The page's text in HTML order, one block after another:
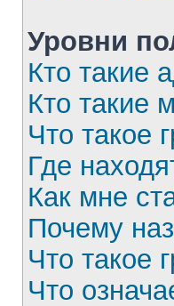
Уровни
Кто такие
Кто такие
Что такое
Где
Как мне
Почему
Что такое
Что